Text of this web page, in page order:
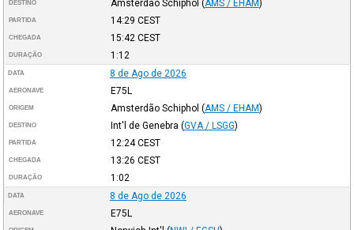
DESTINO Amsterdão Schiphol (AMS / EHAM)
PARTIDA 14:29 CEST
CHEGADA 15:42 CEST
DURAÇÃO 1:12
DATA 8 de Ago de 2026
AERONAVE E75L
ORIGEM Amsterdão Schiphol (AMS / EHAM)
DESTINO Int'l de Genebra (GVA / LSGG)
PARTIDA 12:24CEST
CHEGADA 13:26 CEST
DURAÇÃO 1:02
DATA 8 de Ago de 2026
AERONAVE E75L